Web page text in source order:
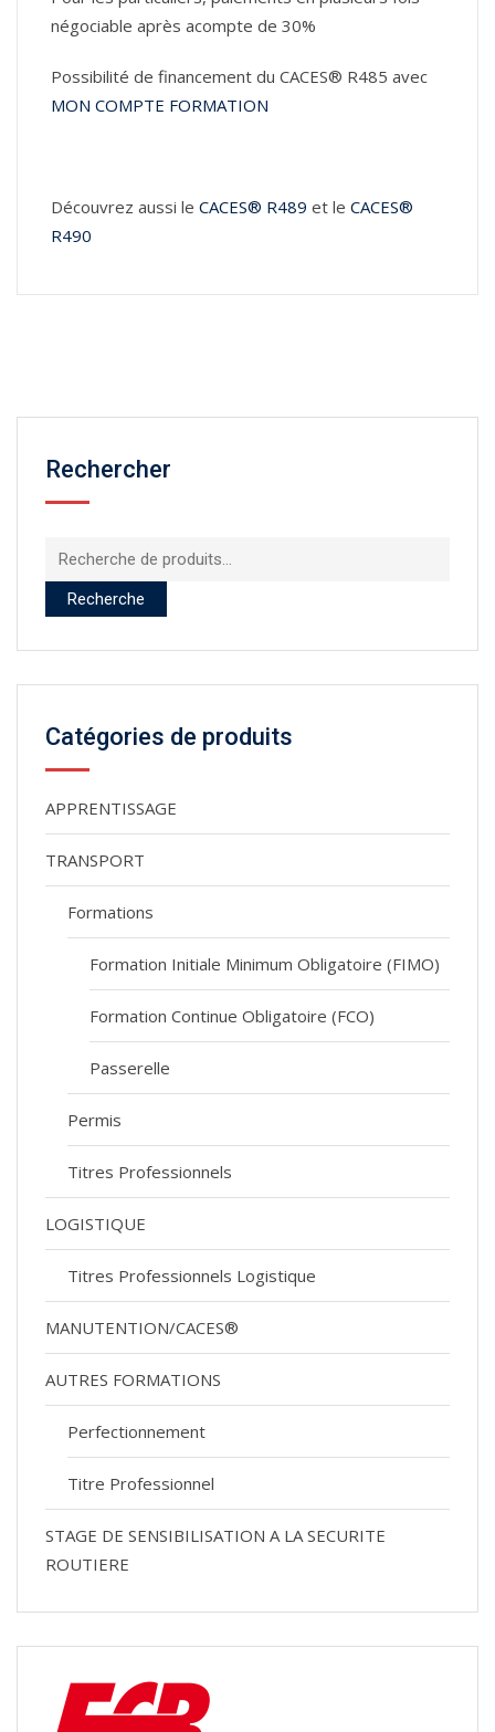
négociable après acompte de 30%
Possibilité de financement du CACES® R485 avec
MON COMPTE FORMATION
Découvrez aussi le CACES® R489 et le CACES®
R490
Rechercher
Recherche
pour :
Recherche
Catégories de produits
APPRENTISSAGE
TRANSPORT
Formations
Formation Initiale Minimum Obligatoire (FIMO)
Formation Continue Obligatoire (FCO)
Passerelle
Permis
Titres Professionnels
LOGISTIQUE
Titres Professionnels Logistique
MANUTENTION/CACES®
AUTRES FORMATIONS
Perfectionnement
Titre Professionnel
STAGE DE SENSIBILISATION A LA SECURITE
ROUTIERE